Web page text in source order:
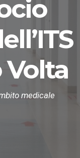
medicale